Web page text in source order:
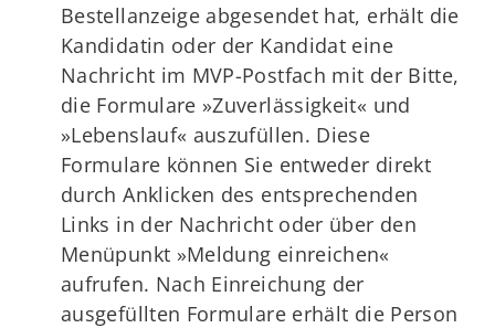
Bestellanzeige abgesendet hat, erhält die
Kandidatin oder der Kandidat eine
Nachricht im MVP-Postfach mit der Bitte,
die Formulare »Zuverlässigkeit« und
»Lebenslauf« auszufüllen. Diese
Formulare können Sie entweder direkt
durch Anklicken des entsprechenden
Links in der Nachricht oder über den
Menüpunkt »Meldung einreichen«
aufrufen. Nach Einreichung der
ausgefüllten Formulare erhält die Person